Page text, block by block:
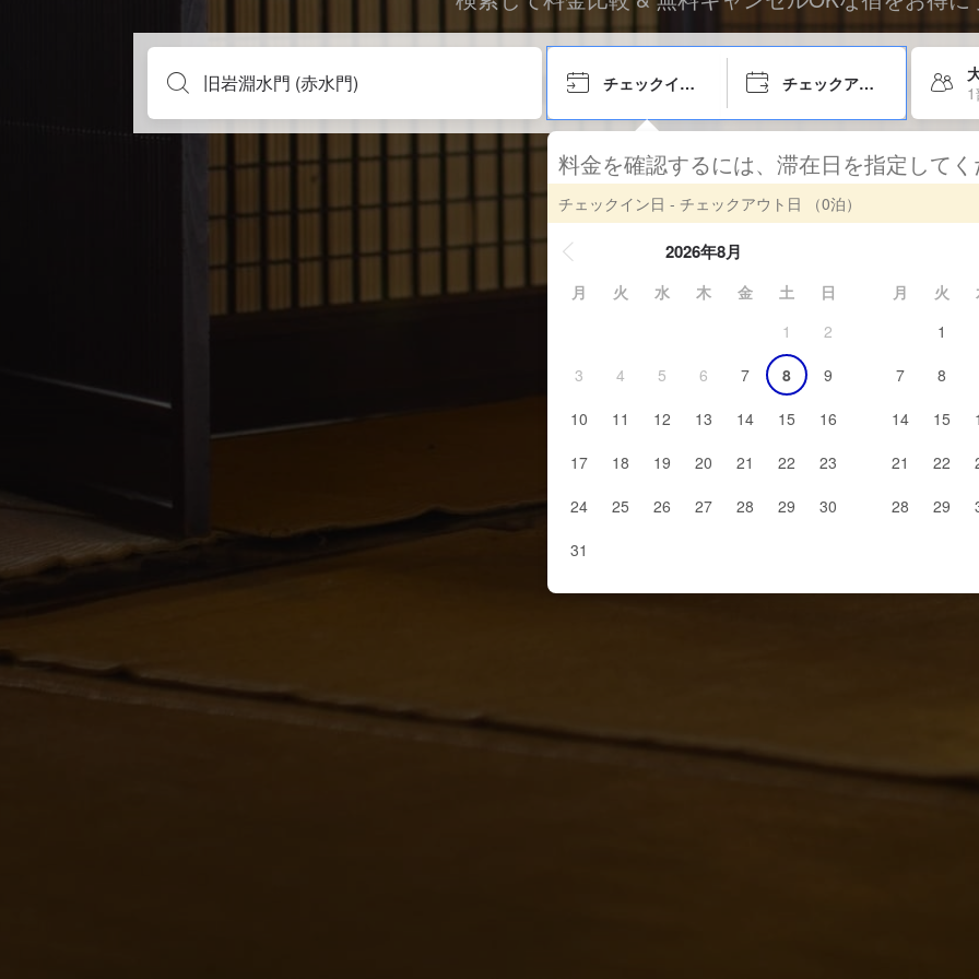
チェックイン日 チェックアウト日
料金を確認するには、滞在日を指定して
チェックイン日 - チェックアウト日 （0泊）
2026年8月
月 火 水 木 金 土
日
1
2
3
4 5 6 7 8
9
10
11 12 13 14 15
16
17
18 19 20 21 22
23
24
25 26 27 28 29
30
31
月 火
1
7
8
14
15
21
22
28
29